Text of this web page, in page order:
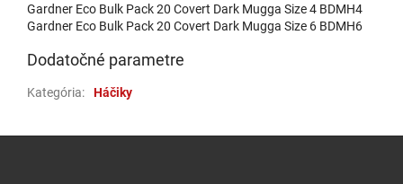
Gardner Eco Bulk Pack 20 Covert Dark Mugga Size 4 BDMH4
Gardner Eco Bulk Pack 20 Covert Dark Mugga Size 6 BDMH6
Dodatočné parametre
Kategória: Háčiky